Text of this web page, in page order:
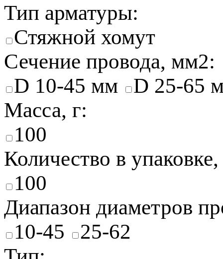
Тип арматуры:
Стяжной хомут
Сечение провода, мм2:
D 10-45 мм
D 25-65
Масса, г:
100
Количество в
100
Диапазон диаметров
10-45
25-62